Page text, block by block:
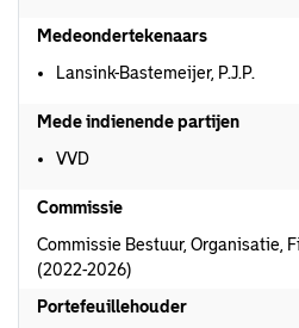
Medeondertekenaars
Lansink-Bastemeijer, P.J.P.
Mede indienende partijen
VVD
Commissie
Commissie Bestuur, Organisatie,
(2022-2026)
Portefeuillehouder